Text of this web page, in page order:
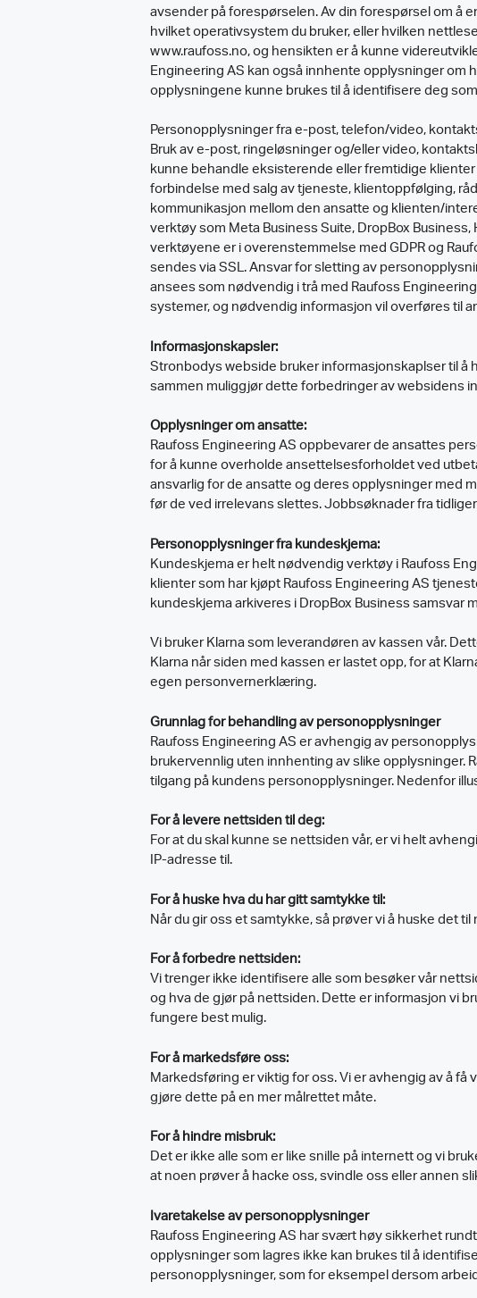
avsender på forespørselen. Av din forespørsel om å
hvilket operativsystem du bruker, eller hvilken
www.raufoss.no, og hensikten er å kunne
Engineering AS kan også innhente opplysninger om
opplysningene kunne brukes til å identifisere deg
Personopplysninger fra e-post, telefon/video,
Bruk av e-post, ringeløsninger og/eller video,
kunne behandle eksisterende eller fremtidige
forbindelse med salg av tjeneste, klientoppfølging,
kommunikasjon mellom den ansatte og klienten/
verktøy som Meta Business Suite, DropBox
verktøyene er i overenstemmelse med GDPR og
sendes via SSL. Ansvar for sletting av
ansees som nødvendig i trå med Raufoss
systemer, og nødvendig informasjon vil overføres til
Informasjonskapsler:
Stronbodys webside bruker informasjonskaplser til å
sammen muliggjør dette forbedringer av websidens
Opplysninger om ansatte:
Raufoss Engineering AS oppbevarer de ansattes
for å kunne overholde ansettelsesforholdet ved
ansvarlig for de ansatte og deres opplysninger med
før de ved irrelevans slettes. Jobbsøknader fra
Personopplysninger fra kundeskjema:
Kundeskjema er helt nødvendig verktøy i Raufoss
klienter som har kjøpt Raufoss Engineering AS
kundeskjema arkiveres i DropBox Business samsvar
Vi bruker Klarna som leverandøren av kassen vår.
Klarna når siden med kassen er lastet opp, for at
egen personvernerklæring.
Grunnlag for behandling av personopplysninger
Raufoss Engineering AS er avhengig av
brukervennlig uten innhenting av slike opplysninger.
tilgang på kundens personopplysninger. Nedenfor
For å levere nettsiden til deg:
For at du skal kunne se nettsiden vår, er vi helt
IP-adresse til.
For å huske hva du har gitt samtykke til:
Når du gir oss et samtykke, så prøver vi å huske det
For å forbedre nettsiden:
Vi trenger ikke identifisere alle som besøker vår
og hva de gjør på nettsiden. Dette er informasjon vi
fungere best mulig.
For å markedsføre oss:
Markedsføring er viktig for oss. Vi er avhengig av å
gjøre dette på en mer målrettet måte.
For å hindre misbruk:
Det er ikke alle som er like snille på internett og vi
at noen prøver å hacke oss, svindle oss eller annen
Ivaretakelse av personopplysninger
Raufoss Engineering AS har svært høy sikkerhet
opplysninger som lagres ikke kan brukes til å
personopplysninger, som for eksempel dersom